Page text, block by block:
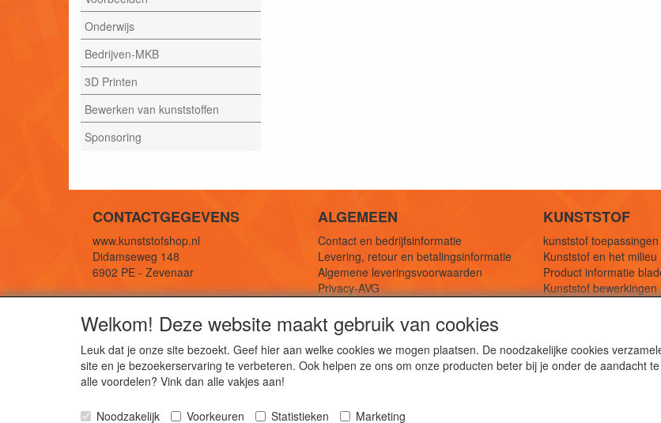
Onderwijs
Bedrijven-MKB
3D Printen
Bewerken van kunststoffen
Sponsoring
CONTACTGEGEVENS
www.kunststofshop.nl
Didamseweg 148
6902 PE - Zevenaar
Telefoon: +31 (0) 316 241 994
ALGEMEEN
Contact en bedrijfsinformatie
Levering, retour en betalingsinformatie
Algemene leveringsvoorwaarden
Privacy-AVG
KUNSTSTOF
kunststof
Kunststof en het milieu
Product informatie
Kunststof bewerkingen
De webshop voor kunststof platen, folies, buizen en
Welkom! Deze website maakt gebruik van cookies
Leuk dat je onze site bezoekt. Geef hier aan welke cookies we mogen plaatsen. De noodzakelijke cookies
site en je bezoekerservaring te verbeteren. Ook helpen ze ons om onze producten beter bij je onder de aandacht
alle voordelen? Vink dan alle vakjes aan!
Noodzakelijk Voorkeuren Statistieken Marketing